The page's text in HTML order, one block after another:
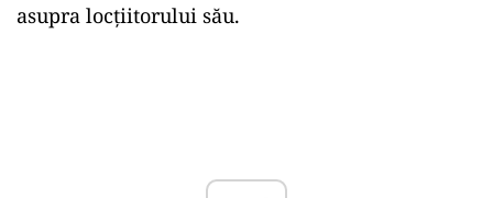
asupra locțiitorului său.